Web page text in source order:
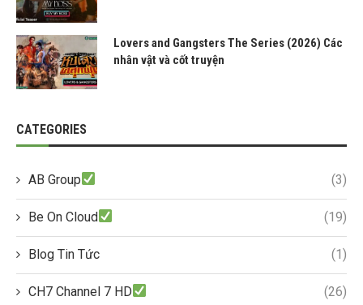
Lovers and Gangsters The Series (2026) Các
nhân vật và cốt truyện
CATEGORIES
AB Group (3)
Be On Cloud (19)
Blog Tin Tức (1)
CH7 Channel 7 HD (26)